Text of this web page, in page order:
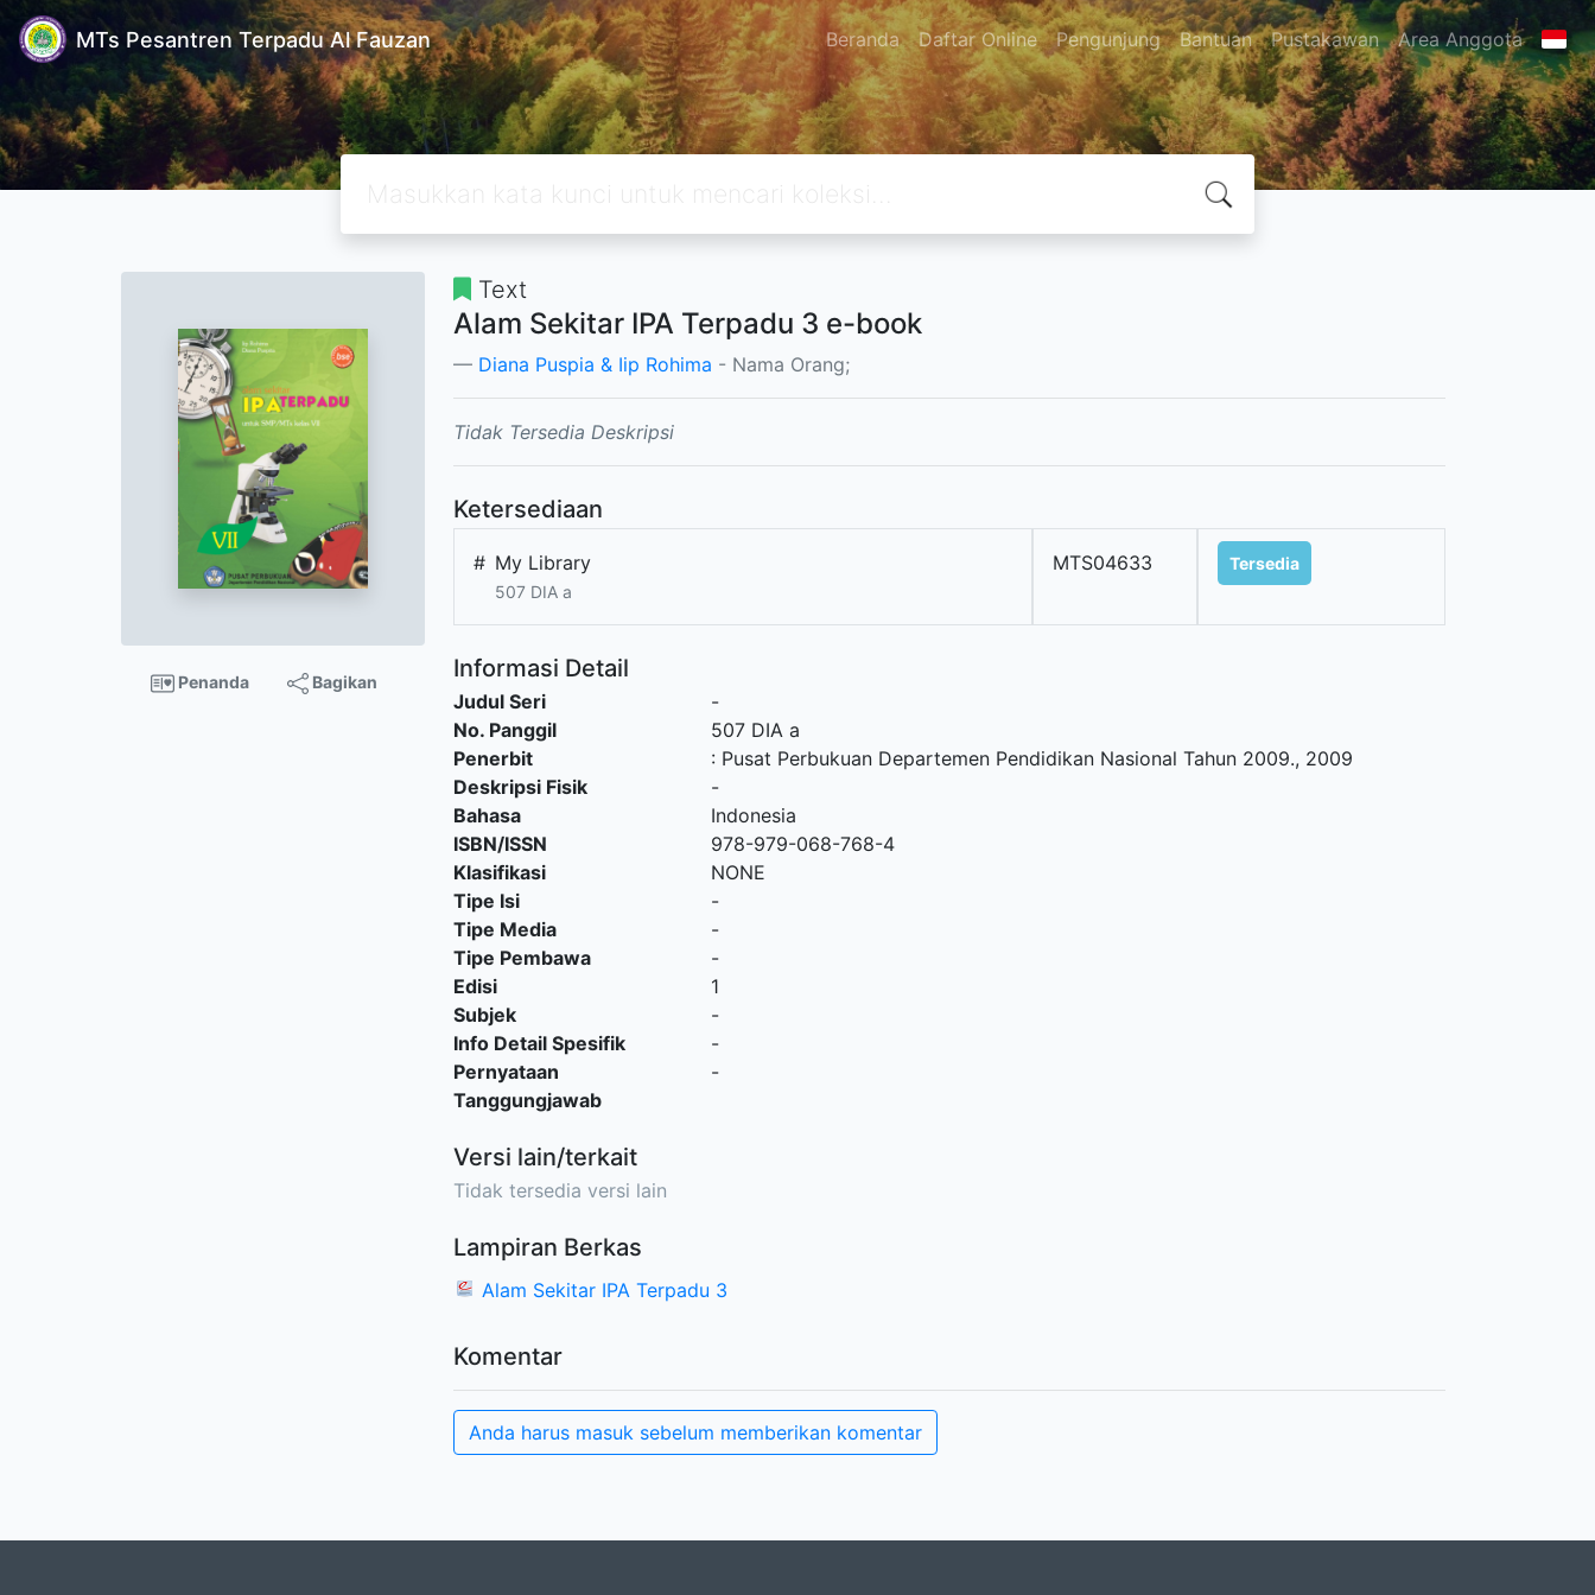
MTs Pesantren Terpadu Al Fauzan Beranda Daftar Online Pengunjung Bantuan Pustakawan Area Anggota
Penanda Bagikan
Text
Alam Sekitar IPA Terpadu 3 e-book
Diana Puspia & Iip Rohima - Nama Orang;
Tidak Tersedia Deskripsi
Ketersediaan
# My Library
507 DIA a
MTS04633 Tersedia
Informasi Detail
Judul Seri
-
No. Panggil
507 DIA a
Penerbit
: Pusat Perbukuan Departemen Pendidikan Nasional Tahun 2009., 2009
Deskripsi Fisik
-
Bahasa
Indonesia
ISBN/ISSN
978-979-068-768-4
Klasifikasi
NONE
Tipe Isi
-
Tipe Media
-
Tipe Pembawa
-
Edisi
1
Subjek
-
Info Detail Spesifik
-
Pernyataan
Tanggungjawab
-
Versi lain/terkait
Tidak tersedia versi lain
Lampiran Berkas
Alam Sekitar IPA Terpadu 3
Komentar
Anda harus masuk sebelum memberikan komentar